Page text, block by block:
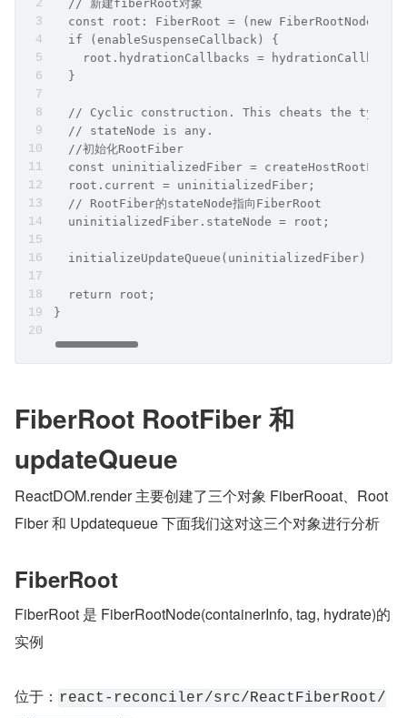
  // 新建fiberRoot对象
const root: FiberRoot = (new
  if (enableSuspenseCallback) {
root.hydrationCallbacks =
  }
// Cyclic construction. This cheats the type
  // stateNode is any.
  //初始化RootFiber
const uninitializedFiber =
  root.current = uninitializedFiber;
  // RootFiber的stateNode指向FiberRoot
  uninitializedFiber.stateNode = root;
  initializeUpdateQueue(uninitializedFiber);
  return root;
}
FiberRoot RootFiber 和
updateQueue
ReactDOM.render 主要创建了三个对象 FiberRooat、Root
Fiber 和 Updatequeue 下面我们这对这三个对象进行分析
FiberRoot
FiberRoot 是 FiberRootNode(containerInfo, tag, hydrate)的
实例
位于： react-reconciler/src/ReactFiberRoot/